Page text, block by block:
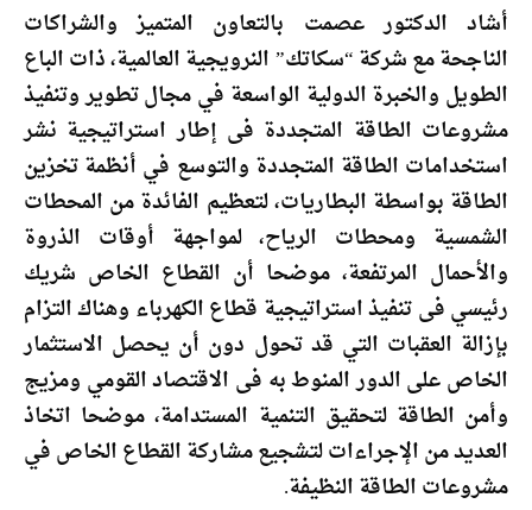
أشاد الدكتور عصمت بالتعاون المتميز والشراكات
الناجحة مع شركة “سكاتك” النرويجية العالمية، ذات الباع
الطويل والخبرة الدولية الواسعة في مجال تطوير وتنفيذ
مشروعات الطاقة المتجددة فى إطار استراتيجية نشر
استخدامات الطاقة المتجددة والتوسع في أنظمة تخزين
الطاقة بواسطة البطاريات، لتعظيم الفائدة من المحطات
الشمسية ومحطات الرياح، لمواجهة أوقات الذروة
والأحمال المرتفعة، موضحا أن القطاع الخاص شريك
رئيسي فى تنفيذ استراتيجية قطاع الكهرباء وهناك التزام
بإزالة العقبات التي قد تحول دون أن يحصل الاستثمار
الخاص على الدور المنوط به فى الاقتصاد القومي ومزيج
وأمن الطاقة لتحقيق التنمية المستدامة، موضحا اتخاذ
العديد من الإجراءات لتشجيع مشاركة القطاع الخاص في
مشروعات الطاقة النظيفة.